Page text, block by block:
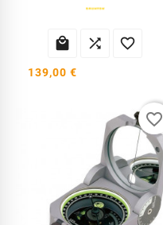
  
139,00 €
favorite_border